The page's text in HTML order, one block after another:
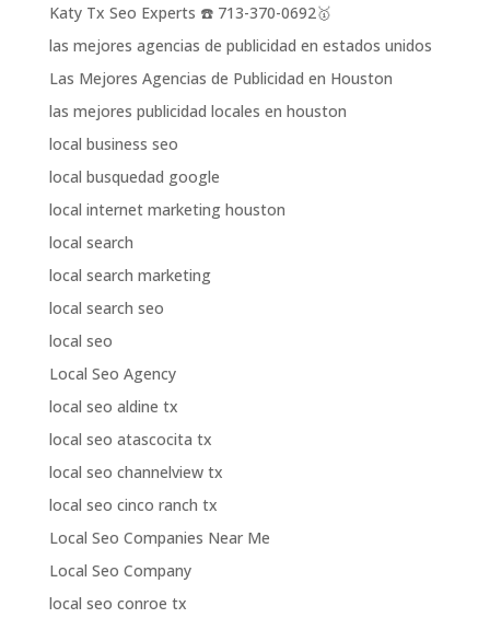
Katy Tx Seo Experts ☎️ 713-370-0692🥇
las mejores agencias de publicidad en estados unidos
Las Mejores Agencias de Publicidad en Houston
las mejores publicidad locales en houston
local business seo
local busquedad google
local internet marketing houston
local search
local search marketing
local search seo
local seo
Local Seo Agency
local seo aldine tx
local seo atascocita tx
local seo channelview tx
local seo cinco ranch tx
Local Seo Companies Near Me
Local Seo Company
local seo conroe tx